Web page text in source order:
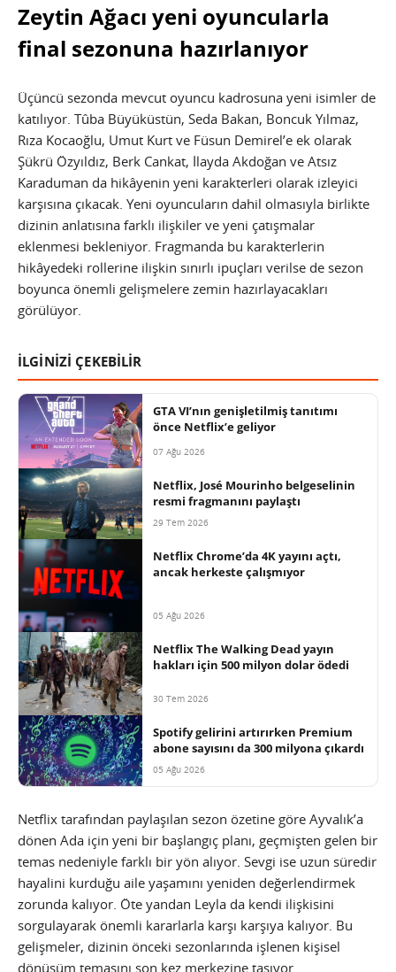
Zeytin Ağacı yeni oyuncularla
final sezonuna hazırlanıyor
Üçüncü sezonda mevcut oyuncu kadrosuna yeni isimler de
katılıyor. Tûba Büyüküstün, Seda Bakan, Boncuk Yılmaz,
Rıza Kocaoğlu, Umut Kurt ve Füsun Demirel’e ek olarak
Şükrü Özyıldız, Berk Cankat, İlayda Akdoğan ve Atsız
Karaduman da hikâyenin yeni karakterleri olarak izleyici
karşısına çıkacak. Yeni oyuncuların dahil olmasıyla birlikte
dizinin anlatısına farklı ilişkiler ve yeni çatışmalar
eklenmesi bekleniyor. Fragmanda bu karakterlerin
hikâyedeki rollerine ilişkin sınırlı ipuçları verilse de sezon
boyunca önemli gelişmelere zemin hazırlayacakları
görülüyor.
İLGİNİZİ ÇEKEBİLİR
GTA VI’nın genişletilmiş tanıtımı
önce Netflix’e geliyor
07 Ağu 2026
Netflix, José Mourinho belgeselinin
resmi fragmanını paylaştı
29 Tem 2026
Netflix Chrome’da 4K yayını açtı,
ancak herkeste çalışmıyor
05 Ağu 2026
Netflix The Walking Dead yayın
hakları için 500 milyon dolar ödedi
30 Tem 2026
Spotify gelirini artırırken Premium
abone sayısını da 300 milyona çıkardı
05 Ağu 2026
Netflix tarafından paylaşılan sezon özetine göre Ayvalık’a
dönen Ada için yeni bir başlangıç planı, geçmişten gelen bir
temas nedeniyle farklı bir yön alıyor. Sevgi ise uzun süredir
hayalini kurduğu aile yaşamını yeniden değerlendirmek
zorunda kalıyor. Öte yandan Leyla da kendi ilişkisini
sorgulayarak önemli kararlarla karşı karşıya kalıyor. Bu
gelişmeler, dizinin önceki sezonlarında işlenen kişisel
dönüşüm temasını son kez merkezine taşıyor.